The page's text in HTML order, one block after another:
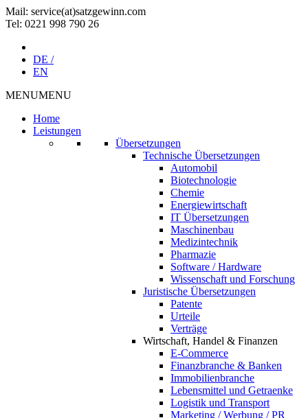
Mail: service(at)satz­gewinn.com
Tel: 0221 998 790 26
DE /
EN
MENUMENU
Home
Leistungen
Übersetzungen
Technische Übersetzungen
Automobil
Biotechnologie
Chemie
Energiewirtschaft
IT Übersetzungen
Maschinenbau
Medizintechnik
Pharmazie
Software / Hardware
Wissenschaft und Forschung
Juristische Übersetzungen
Patente
Urteile
Verträge
Wirtschaft, Handel & Finanzen
E-Commerce
Finanzbranche & Banken
Immobilienbranche
Lebensmittel und Getraenke
Logistik und Transport
Marketing / Werbung / PR